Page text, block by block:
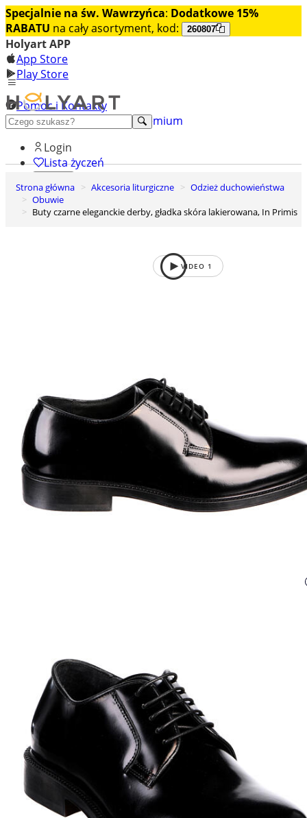
Specjalnie na św. Wawrzyńca: Dodatkowe 15%
RABATU na cały asortyment, kod: 260807
Holyart APP
App Store
Play Store
Pomoc i Kontakty
+48 222 922 860
Odkryj premium
Login
Lista życzeń
0
Koszyk
Strona główna Akcesoria liturgiczne
Odzież duchowieństwa
Obuwie
Buty czarne eleganckie derby, gładka skóra lakierowana, In Primis
VIDEO 1